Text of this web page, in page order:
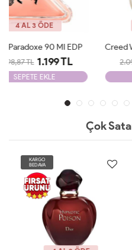
4 AL 3 ÖDE
Creed Wind Flower 75 Ml Tester
2.098,87 TL
SEPETE EKLE
Çok
KARGO
BEDAVA